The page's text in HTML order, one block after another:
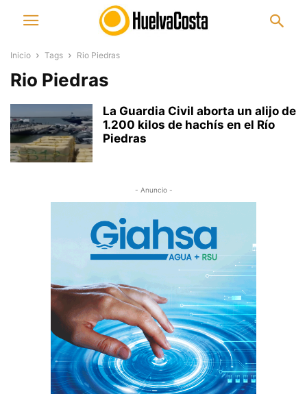
Inicio Tags Rio Piedras
Rio Piedras
La Guardia Civil aborta un alijo de
1.200 kilos de hachís en el Río
Piedras
- Anuncio -